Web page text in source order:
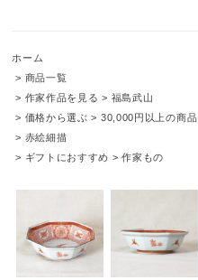
ホーム
> 商品一覧
> 作家作品を見る > 福島武山
> 価格から選ぶ > 30,000円以上の商品
> 赤絵細描
> ギフトにおすすめ >作家もの